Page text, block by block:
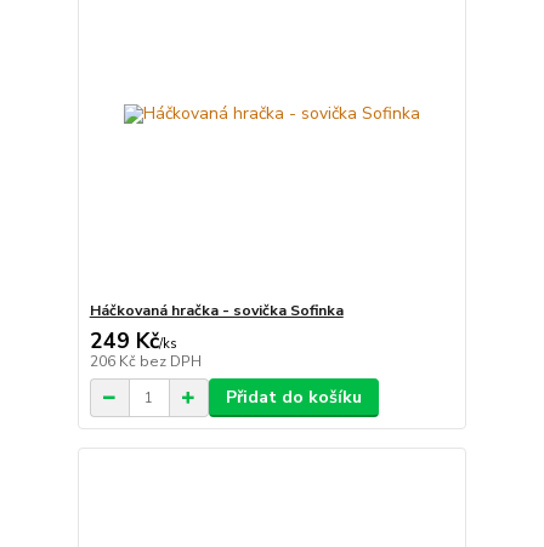
Háčkovaná hračka - sovička Sofinka
249 Kč/ks
206 Kč bez DPH
Přidat do košíku